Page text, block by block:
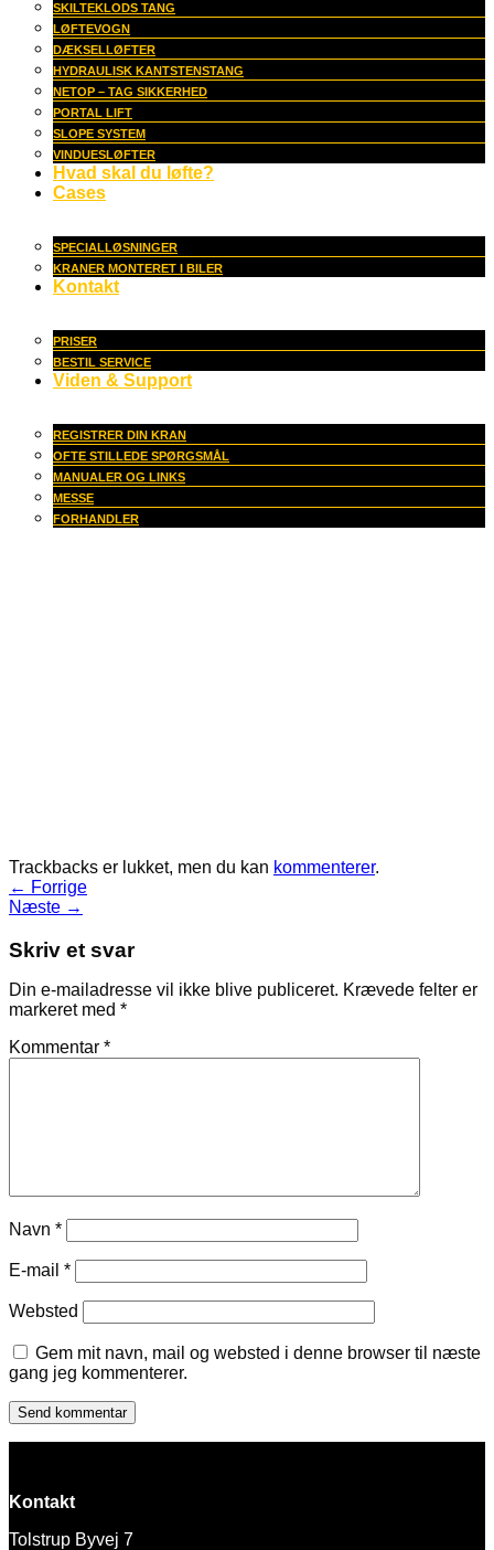
SKILTEKLODS TANG
LØFTEVOGN
DÆKSELLØFTER
HYDRAULISK KANTSTENSTANG
NETOP – TAG SIKKERHED
PORTAL LIFT
SLOPE SYSTEM
VINDUESLØFTER
Hvad skal du løfte?
Cases
SPECIALLØSNINGER
KRANER MONTERET I BILER
Kontakt
PRISER
BESTIL SERVICE
Viden & Support
REGISTRER DIN KRAN
OFTE STILLEDE SPØRGSMÅL
MANUALER OG LINKS
MESSE
FORHANDLER
Trackbacks er lukket, men du kan kommenterer.
← Forrige
Næste →
Skriv et svar
Din e-mailadresse vil ikke blive publiceret. Krævede felter er
markeret med *
Kommentar *
Navn *
E-mail *
Websted
Gem mit navn, mail og websted i denne browser til næste
gang jeg kommenterer.
Kontakt
Tolstrup Byvej 7